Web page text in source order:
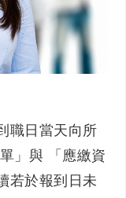
職日當天向所
」與 「應繳資
若於報到日未